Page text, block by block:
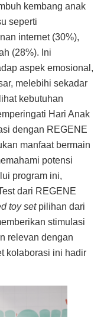
kembang anak
seperti
internet (30%),
(28%). Ini
aspek emosional,
melebihi sekadar
kebutuhan
Hari Anak
dengan REGENE
manfaat bermain
potensi
program ini,
dari REGENE
toy set pilihan dari
stimulasi
relevan dengan
kolaborasi ini hadir